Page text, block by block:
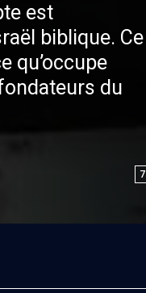
est
biblique. Ce
qu’occupe
du
dans la
ou
d'idolâtrie?
7